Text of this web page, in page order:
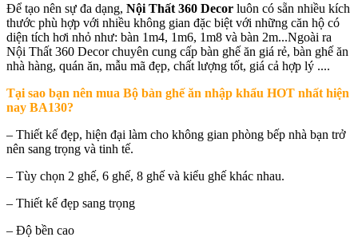
Để tạo nên sự đa dạng, Nội Thất 360 Decor luôn có sẵn nhiều kích
thước phù hợp với nhiều không gian đặc biệt với những căn hộ có
diện tích hơi nhỏ như: bàn 1m4, 1m6, 1m8 và bàn 2m...Ngoài ra
Nội Thất 360 Decor chuyên cung cấp bàn ghế ăn giá rẻ, bàn ghế ăn
nhà hàng, quán ăn, mẫu mã đẹp, chất lượng tốt, giá cả hợp lý ....
Tại sao bạn nên mua Bộ bàn ghế ăn nhập khẩu HOT nhất hiện
nay BA130?
– Thiết kế đẹp, hiện đại làm cho không gian phòng bếp nhà bạn trở
nên sang trọng và tinh tế.
– Tùy chọn 2 ghế, 6 ghế, 8 ghế và kiểu ghế khác nhau.
– Thiết kế đẹp sang trọng
– Độ bền cao